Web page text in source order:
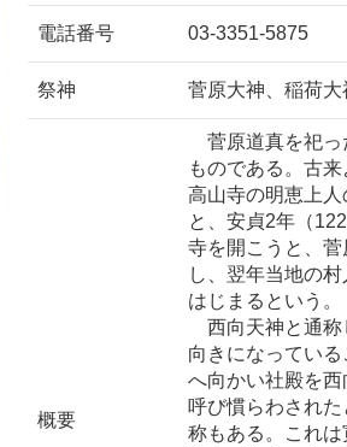
電話番号 03-3351-5875
祭神 菅原大神、稲荷
概要
菅原道真を祀っ
ものである。古
高山寺の明恵上
と、安貞2年（
寺を開こうと、
し、翌年当地の
はじまるという。
西向天神と通称
向きになってい
へ向かい社殿を
呼び慣らわされ
称もある。これ